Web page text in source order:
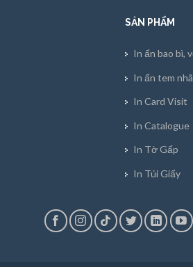
SẢN PHẨM
In ấn bao bì,
In ấn tem
In Card Visit
In Catalogue
In Tờ Gấp
In Túi Giấy